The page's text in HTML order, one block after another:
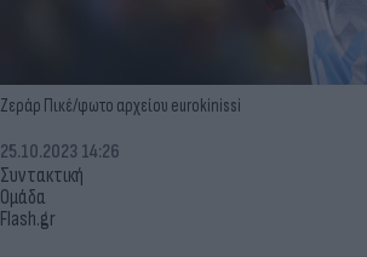
Ζεράρ Πικέ/φωτο αρχείου eurokinissi
Συντακτική
Ομάδα
Flash.gr
25.10.2023 14:26